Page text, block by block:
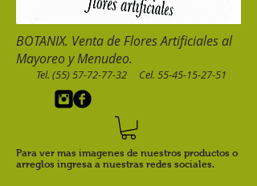
BOTANIX. Venta de Flores Artificiales al
Mayoreo y Menudeo.
Tel. (55) 57-72-77-32 Cel. 55-45-15-27-51
Para ver mas imagenes de nuestros productos o
arreglos ingresa a nuestras redes sociales.